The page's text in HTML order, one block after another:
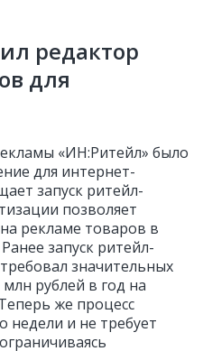
редактор
для
«ИН:Ритейл» было
для интернет-
запуск ритейл-
позволяет
рекламе товаров в
запуск ритейл-
значительных
рублей в год на
же процесс
недели и не требует